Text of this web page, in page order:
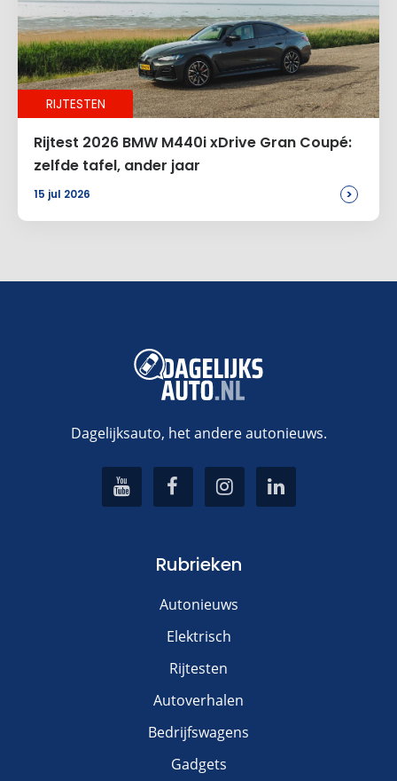
RIJTESTEN
Rijtest 2026 BMW M440i xDrive Gran Coupé:
zelfde tafel, ander jaar
15 jul 2026 >
Dagelijksauto, het andere autonieuws.
Rubrieken
Autonieuws
Elektrisch
Rijtesten
Autoverhalen
Bedrijfswagens
Gadgets